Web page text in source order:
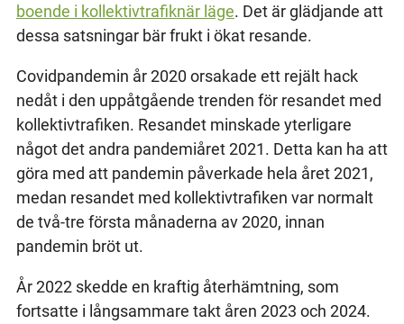
boende i kollektivtrafiknär läge. Det är glädjande att
dessa satsningar bär frukt i ökat resande.
Covidpandemin år 2020 orsakade ett rejält hack
nedåt i den uppåtgående trenden för resandet med
kollektivtrafiken. Resandet minskade yterligare
något det andra pandemiåret 2021. Detta kan ha att
göra med att pandemin påverkade hela året 2021,
medan resandet med kollektivtrafiken var normalt
de två-tre första månaderna av 2020, innan
pandemin bröt ut.
År 2022 skedde en kraftig återhämtning, som
fortsatte i långsammare takt åren 2023 och 2024.